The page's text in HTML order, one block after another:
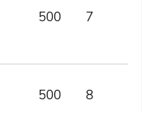
500 7
500 8